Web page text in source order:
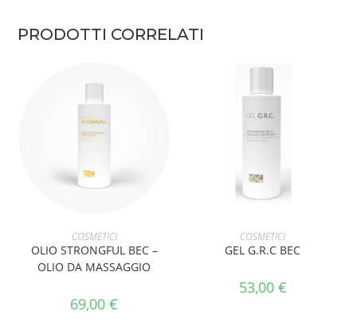
PRODOTTI CORRELATI
AGGIUNGI AL CARRELLO
COSMETICI
OLIO STRONGFUL BEC –
OLIO DA MASSAGGIO
69,00€
AGGIUNGI AL CARRELLO
COSMETICI
GEL G.R.C BEC
53,00 €